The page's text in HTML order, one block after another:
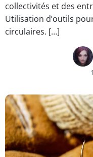
collectivités et des
Utilisation d’outils
circulaires. […]